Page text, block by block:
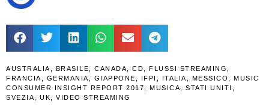
AUSTRALIA BRASILE CANADA CD FLUSSI STREAMING
FRANCIA
GERMANIA GIAPPONE IFPI ITALIA MESSICO
MUSIC
CONSUMER INSIGHT REPORT 2017
MUSICA STATI UNITI
SVEZIA
UK VIDEO STREAMING